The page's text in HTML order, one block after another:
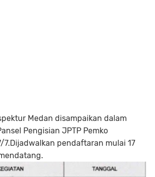
Medan disampaikan dalam
Pengisian JPTP Pemko
7.Dijadwalkan pendaftaran mulai 17